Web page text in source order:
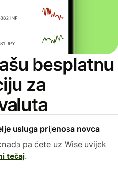
besplatnu
za
usluga prijenosa novca
pa ćete uz Wise uvijek
tečaj.